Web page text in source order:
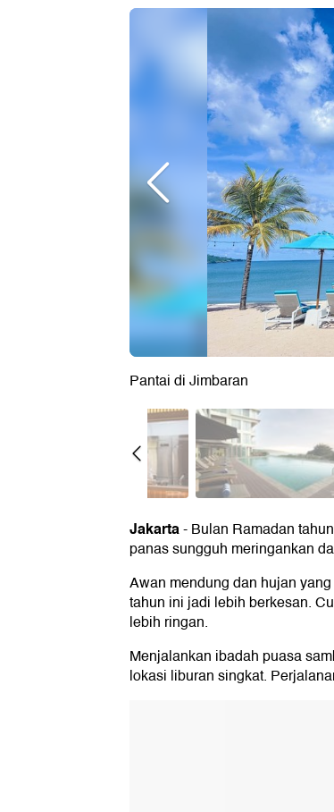
Pantai di Jimbaran
Jakarta-Bulan Ramadan
panas sungguh meringankan
Awan mendung dan hujan
tahun ini jadi lebih berkesan.
lebih ringan.
Menjalankan ibadah puasa
lokasi liburan singkat.